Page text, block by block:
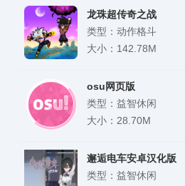
龙珠超传奇之战
(LegendFighter)
类型：动作格斗
大小：142.78M
osu网页版
类型：益智休闲
大小：28.70M
邂逅电车安卓汉化版
类型：益智休闲